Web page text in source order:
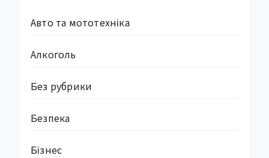
Авто та мототехніка
Алкоголь
Без рубрики
Безпека
Бізнес